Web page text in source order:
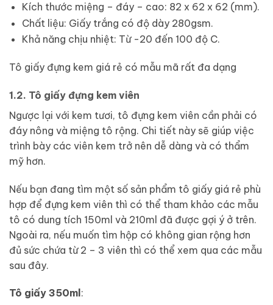
Kích thước miệng – đáy – cao: 82 x 62 x 62 (mm).
Chất liệu: Giấy trắng có độ dày 280gsm.
Khả năng chịu nhiệt: Từ -20 đến 100 độ C.
Tô giấy đựng kem giá rẻ có mẫu mã rất đa dạng
1.2. Tô giấy đựng kem viên
Ngược lại với kem tươi, tô đựng kem viên cần phải có
đáy nông và miệng tô rộng. Chi tiết này sẽ giúp việc
trình bày các viên kem trở nên dễ dàng và có thẩm
mỹ hơn.
Nếu bạn đang tìm một số sản phẩm tô giấy giá rẻ phù
hợp để đựng kem viên thì có thể tham khảo các mẫu
tô có dung tích 150ml và 210ml đã được gợi ý ở trên.
Ngoài ra, nếu muốn tìm hộp có không gian rộng hơn
đủ sức chứa từ 2 – 3 viên thì có thể xem qua các mẫu
sau đây.
Tô giấy 350ml :